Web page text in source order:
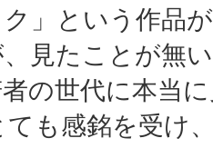
ク」という作品
見たことが無
の世代に本当
も感銘を受け